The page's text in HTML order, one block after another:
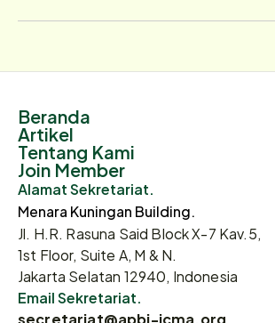
Beranda
Artikel
Tentang Kami
Join Member
Alamat Sekretariat.
Menara Kuningan Building.
Jl. H.R. Rasuna Said Block X-7 Kav.5,
1st Floor, Suite A, M & N.
Jakarta Selatan 12940, Indonesia
Email Sekretariat.
secretariat@apbi-icma.org